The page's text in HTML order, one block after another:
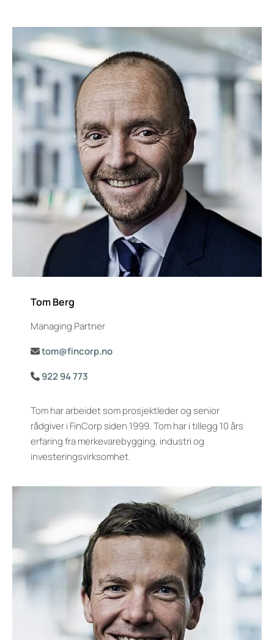
Tom Berg
Managing Partner
 tom@fincorp.no
 922 94 773
Tom har arbeidet som prosjektleder og senior
rådgiver i FinCorp siden 1999. Tom har i tillegg 10 års
erfaring fra merkevarebygging, industri og
investeringsvirksomhet.